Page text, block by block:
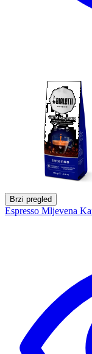
Brzi pregled
Espresso Mljevena